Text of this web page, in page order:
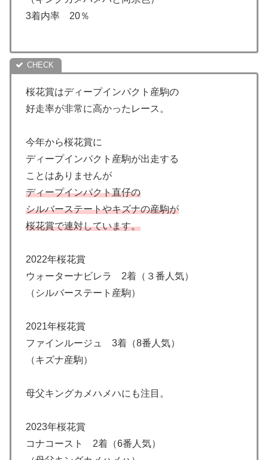
3着内率 20％
桜花賞はディープインパクト産駒の
好走率が非常に高かったレース。
今年から桜花賞に
ディープインパクト産駒が出走する
ことはありませんが
ディープインパクト直仔の
シルバーステートやキズナの産駒が
桜花賞で連対しています。
2022年桜花賞
ウォーターナビレラ 2着（３番人気）
（シルバーステート産駒）
2021年桜花賞
ファインルージュ 3着（8番人気）
（キズナ産駒）
母父キングカメハメハにも注目。
2023年桜花賞
コナコースト 2着（6番人気）